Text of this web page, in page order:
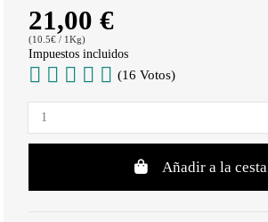
21,00 €
(10.5€ / 1Kg)
Impuestos incluidos
(16 Votos)
Añadir a la cesta